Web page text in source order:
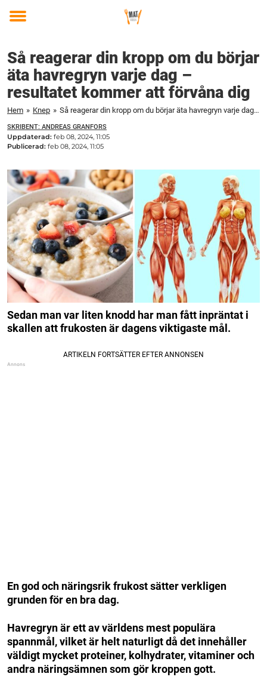
Toggle
Så reagerar din kropp om du börjar
äta havregryn varje dag –
resultatet kommer att förvåna dig
Hem » Knep » Så reagerar din kropp om du börjar äta havregryn varje dag – resultatet kommer att förvåna dig
SKRIBENT: ANDREAS GRANFORS
Uppdaterad: feb 08, 2024, 11:05
Publicerad: feb 08, 2024, 11:05
Sedan man var liten knodd har man fått inpräntat i
skallen att frukosten är dagens viktigaste mål.
En god och näringsrik frukost sätter verkligen
grunden för en bra dag.
Havregryn är ett av världens mest populära
spannmål, vilket är helt naturligt då det innehåller
väldigt mycket proteiner, kolhydrater, vitaminer och
andra näringsämnen som gör kroppen gott.